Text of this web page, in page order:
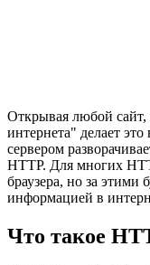
Открывая любой
интернета" делает
сервером
HTTP. Для многих
браузера, но за этими
информацией в
Что такое